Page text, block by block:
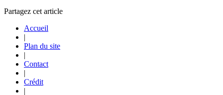
Partagez cet article
Accueil
|
Plan du site
|
Contact
|
Crédit
|